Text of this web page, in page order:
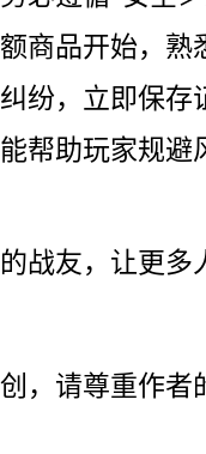
商品开始，熟
纷，立即保存
帮助玩家规避
战友，让更多
，请尊重作者